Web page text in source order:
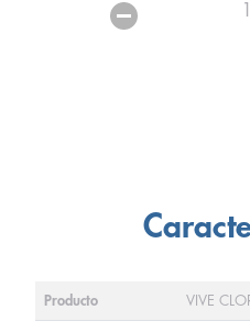
1
Producto VIVE